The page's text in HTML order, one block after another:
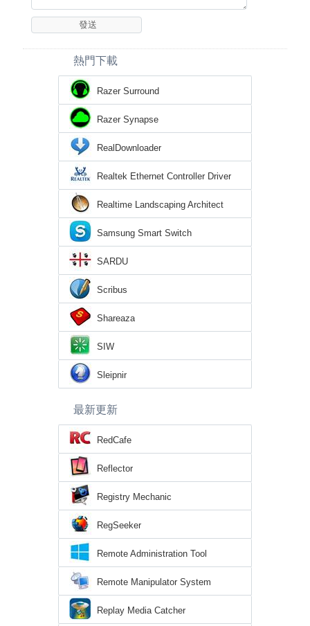
熱門下載
Razer Surround
Razer Synapse
RealDownloader
Realtek Ethernet Controller Driver
Realtime Landscaping Architect
Samsung Smart Switch
SARDU
Scribus
Shareaza
SIW
Sleipnir
最新更新
RedCafe
Reflector
Registry Mechanic
RegSeeker
Remote Administration Tool
Remote Manipulator System
Replay Media Catcher